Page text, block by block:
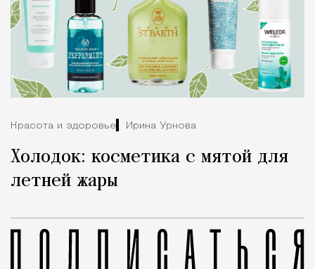
Красота и здоровье Ирина Урнова
Холодок: косметика с мятой для
летней жары